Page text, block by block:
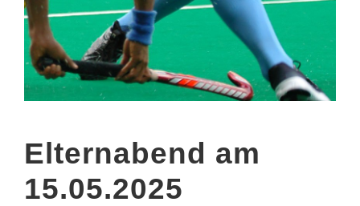
Elternabend am
15.05.2025